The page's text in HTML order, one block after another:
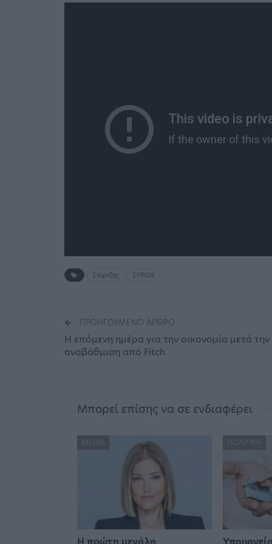
Σπίρτζης ΣΥΡΙΖΑ
ΠΡΟΗΓΟΎΜΕΝΟ ΆΡΘΡΟ
Η επόμενη ημέρα για την οικονομία μετά την
αναβάθμιση από Fitch
Μπορεί επίσης να σε ενδιαφέρει
MEDIA ΠΟΛΙΤΙΚΉ